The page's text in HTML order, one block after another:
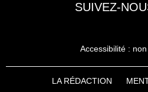
SUIVEZ-
Accessibilité :
LA RÉDACTION